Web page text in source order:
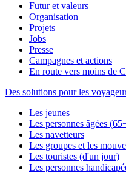
Futur et valeurs
Organisation
Projets
Jobs
Presse
Campagnes et actions
En route vers moins de
Des solutions pour les
Les jeunes
Les personnes âgées
Les navetteurs
Les groupes et les
Les touristes (d'un jour)
Les personnes